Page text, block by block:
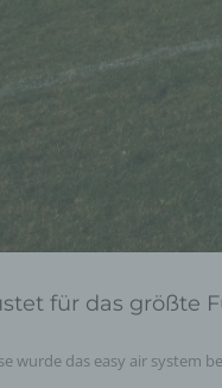
für das größte
wurde das easy air system